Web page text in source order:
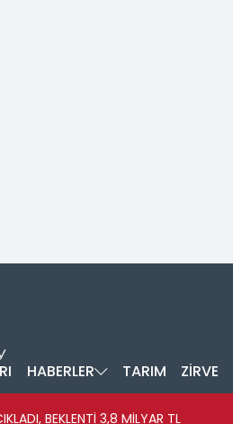
HABERLER TARIM ZİRVE
BEKLENTİ 3,8 MİLYAR TL